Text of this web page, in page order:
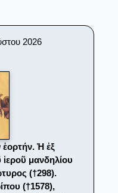
2026
Ἡ ἐξ
μανδηλίου
(†298).
(†1578),